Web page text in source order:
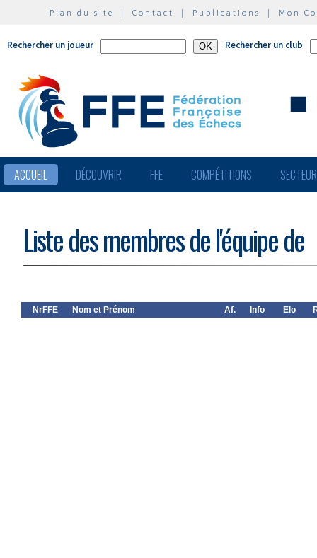
Plan du site | Contact | Publications | Mon
Rechercher un joueur Rechercher un club
ACCUEIL DÉCOUVRIR FFE COMPÉTITIONS
Liste des membres de l'équipe de
NrFFE Nom et Prénom Af. Info Elo